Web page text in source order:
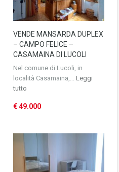
VENDE MANSARDA DUPLEX
– CAMPO FELICE –
CASAMAINA DI LUCOLI
Nel comune di Lucoli, in
località Casamaina,… Leggi
tutto
€ 49.000